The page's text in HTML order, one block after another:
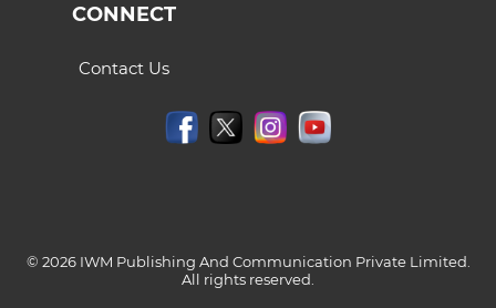
CONNECT
Contact Us
© 2026 IWM Publishing And Communication Private Limited.
All rights reserved.